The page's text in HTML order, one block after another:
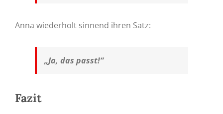
Anna wiederholt sinnend ihren Satz:
„Ja, das passt!“
Fazit